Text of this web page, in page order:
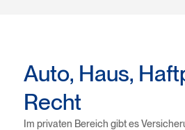
Auto, Haus,
Recht
Im privaten Bereich gibt es